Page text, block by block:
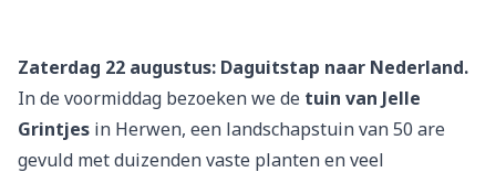
Zaterdag 22 augustus: Daguitstap naar Nederland.
In de voormiddag bezoeken we de tuin van Jelle
Grintjes in Herwen, een landschapstuin van 50 are
gevuld met duizenden vaste planten en veel